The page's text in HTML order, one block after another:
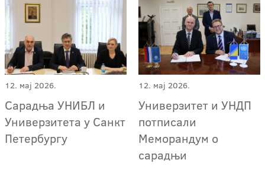
12. мај 2026.
Сарадња УНИБЛ и
Универзитета у Санкт
Петербургу
12. мај 2026.
Универзитет и УНДП
потписали
Меморандум о
сарадњи